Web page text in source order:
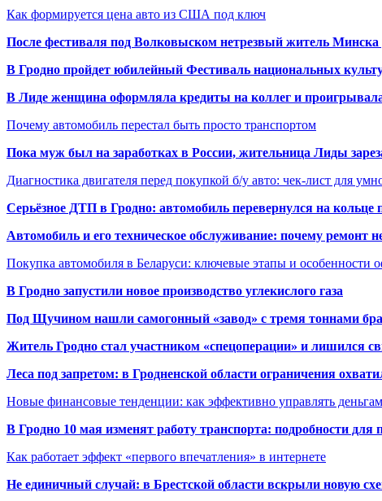
Как формируется цена авто из США под ключ
После фестиваля под Волковыском нетрезвый житель Минска
В Гродно пройдет юбилейный Фестиваль национальных
В Лиде женщина оформляла кредиты на коллег и
Почему автомобиль перестал быть просто транспортом
Пока муж был на заработках в России, жительница Лиды
Диагностика двигателя перед покупкой б/у авто: чек-лист для
Серьёзное ДТП в Гродно: автомобиль перевернулся на кольце
Автомобиль и его техническое обслуживание: почему ремонт
Покупка автомобиля в Беларуси: ключевые этапы и особенности
В Гродно запустили новое производство углекислого газа
Под Щучином нашли самогонный «завод» с тремя тоннами
Житель Гродно стал участником «спецоперации» и лишился
Леса под запретом: в Гродненской области ограничения
Новые финансовые тенденции: как эффективно управлять
В Гродно 10 мая изменят работу транспорта: подробности для
Как работает эффект «первого впечатления» в интернете
Не единичный случай: в Брестской области вскрыли новую